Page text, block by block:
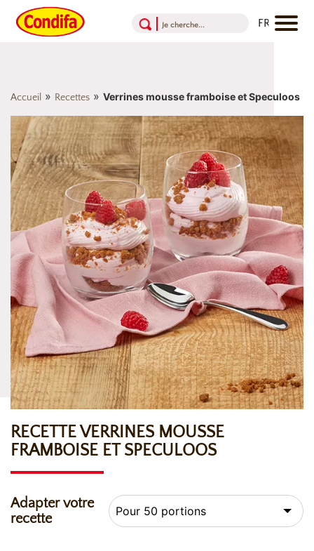
Accueil » Recettes » Verrines mousse framboise et Speculoos
RECETTE VERRINES MOUSSE
FRAMBOISE ET SPECULOOS
Adapter votre
recette